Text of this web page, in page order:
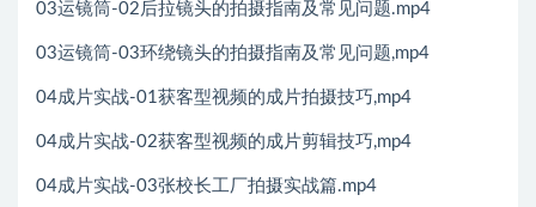
03运镜筒-02后拉镜头的拍摄指南及常见问题.mp4
03运镜筒-03环绕镜头的拍摄指南及常见问题,mp4
04成片实战-01获客型视频的成片拍摄技巧,mp4
04成片实战-02获客型视频的成片剪辑技巧,mp4
04成片实战-03张校长工厂拍摄实战篇.mp4